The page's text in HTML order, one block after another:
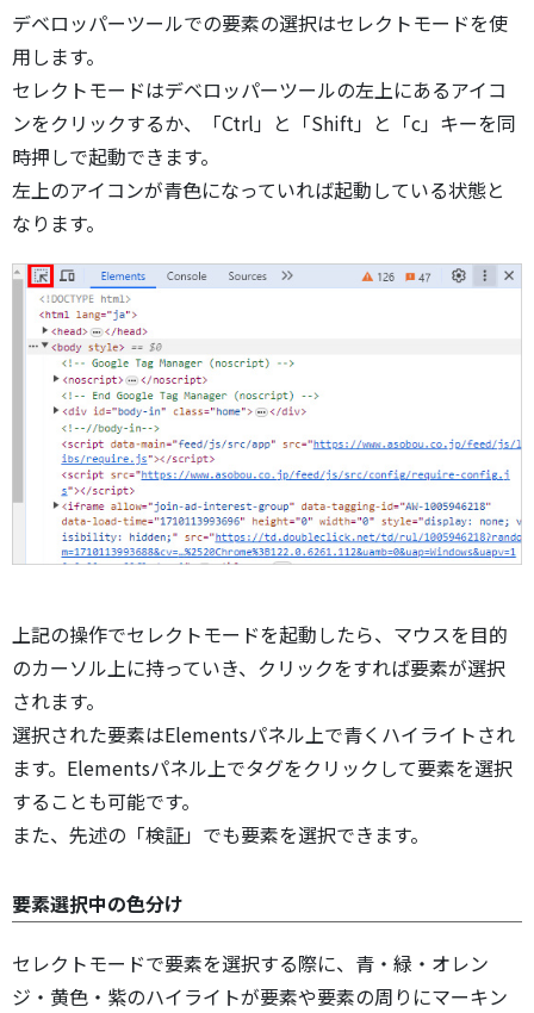
デベロッパーツールでの要素の選択はセレクトモードを使
用します。
セレクトモードはデベロッパーツールの左上にあるアイコ
ンをクリックするか、「Ctrl」と「Shift」と「c」キーを同
時押しで起動できます。
左上のアイコンが青色になっていれば起動している状態と
なります。
上記の操作でセレクトモードを起動したら、マウスを目的
のカーソル上に持っていき、クリックをすれば要素が選択
されます。
選択された要素はElementsパネル上で青くハイライトされ
ます。Elementsパネル上でタグをクリックして要素を選択
することも可能です。
また、先述の「検証」でも要素を選択できます。
要素選択中の色分け
セレクトモードで要素を選択する際に、青・緑・オレン
ジ・黄色・紫のハイライトが要素や要素の周りにマーキン